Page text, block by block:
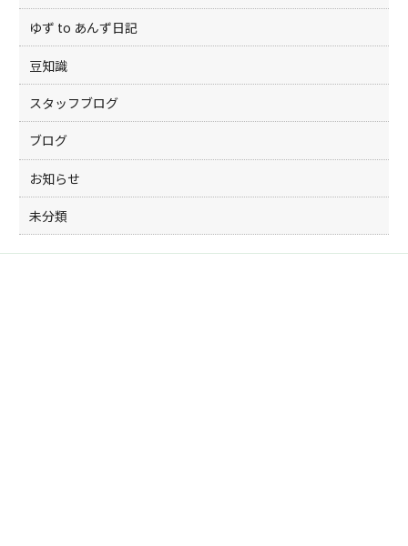
ゆず to あんず日記
豆知識
スタッフブログ
ブログ
お知らせ
未分類